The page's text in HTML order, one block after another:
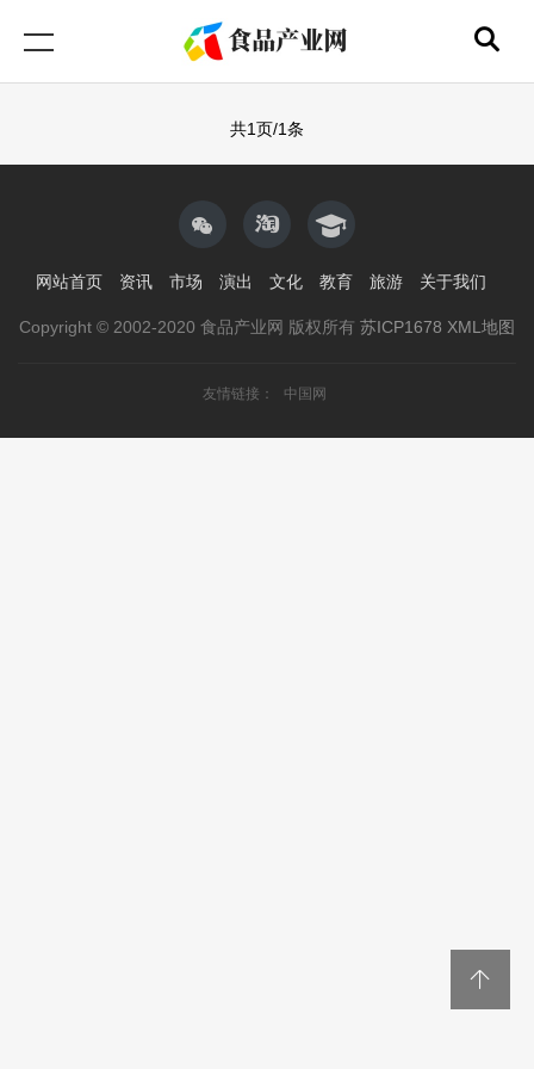
共1页/1条
网站首页 资讯 市场 演出 文化 教育 旅游 关于我们
Copyright © 2002-2020 食品产业网 版权所有 苏ICP1678 XML地图
友情链接： 中国网